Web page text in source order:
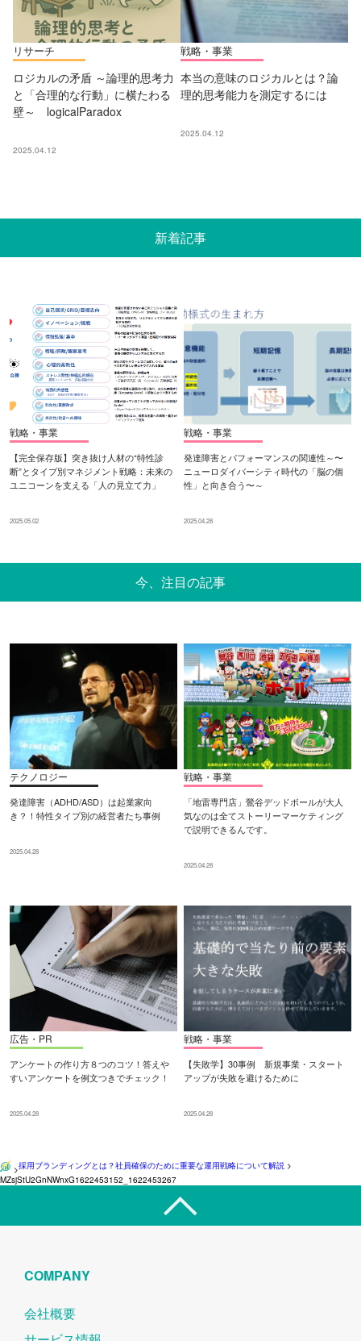
リサーチ
ロジカルの矛盾 ～論理的思考力
と「合理的な行動」に横たわる
壁～ logicalParadox
2025.04.12
戦略・事業
本当の意味のロジカルとは？論
理的思考能力を測定するには
2025.04.12
新着記事
戦略・事業
【完全保存版】突き抜け人材の“特性診
断”とタイプ別マネジメント戦略：未来の
ユニコーンを支える「人の見立て力」
2025.05.02
戦略・事業
発達障害とパフォーマンスの関連性～〜
ニューロダイバーシティ時代の「脳の個
性」と向き合う〜～
2025.04.28
今、注目の記事
テクノロジー
発達障害（ADHD/ASD）は起業家向
き？！特性タイプ別の経営者たち事例
2025.04.28
戦略・事業
「地雷専門店」鶯谷デッドボールが大人
気なのは全てストーリーマーケティング
で説明できるんです。
2025.04.28
広告・PR
アンケートの作り方８つのコツ！答えや
すいアンケートを例文つきでチェック！
2025.04.28
戦略・事業
【失敗学】30事例 新規事業・スタート
アップが失敗を避けるために
2025.04.28
>採用ブランディングとは？社員確保のために重要な運用戦略について解説 >
MZsjStU2GnNWnxG1622453152_1622453267
COMPANY
会社概要